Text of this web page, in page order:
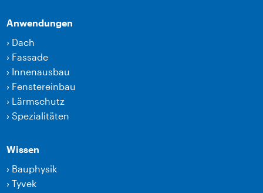
Anwendungen
› Dach
› Fassade
› Innenausbau
› Fenstereinbau
› Lärmschutz
›Spezialitäten
Wissen
› Bauphysik
›Tyvek